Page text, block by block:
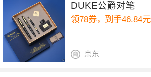
DUKE公爵对笔
领78券，到手46.84元
京东